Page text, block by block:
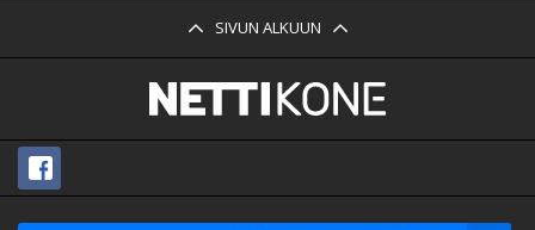
SIVUN ALKUUN